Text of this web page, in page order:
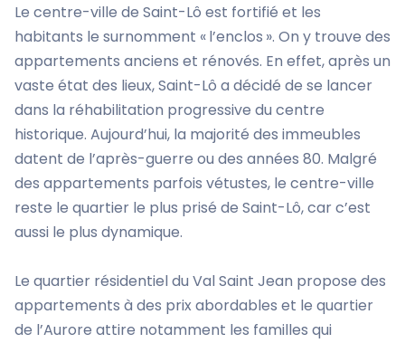
Le centre-ville de Saint-Lô est fortifié et les
habitants le surnomment « l’enclos ». On y trouve des
appartements anciens et rénovés. En effet, après un
vaste état des lieux, Saint-Lô a décidé de se lancer
dans la réhabilitation progressive du centre
historique. Aujourd’hui, la majorité des immeubles
datent de l’après-guerre ou des années 80. Malgré
des appartements parfois vétustes, le centre-ville
reste le quartier le plus prisé de Saint-Lô, car c’est
aussi le plus dynamique.
Le quartier résidentiel du Val Saint Jean propose des
appartements à des prix abordables et le quartier
de l’Aurore attire notamment les familles qui